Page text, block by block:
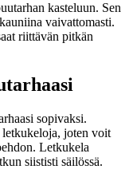
kasteluun. Sen
vaivattomasti.
riittävän pitkän
sopivaksi.
joten voit
Letkukela
siististi säilössä.